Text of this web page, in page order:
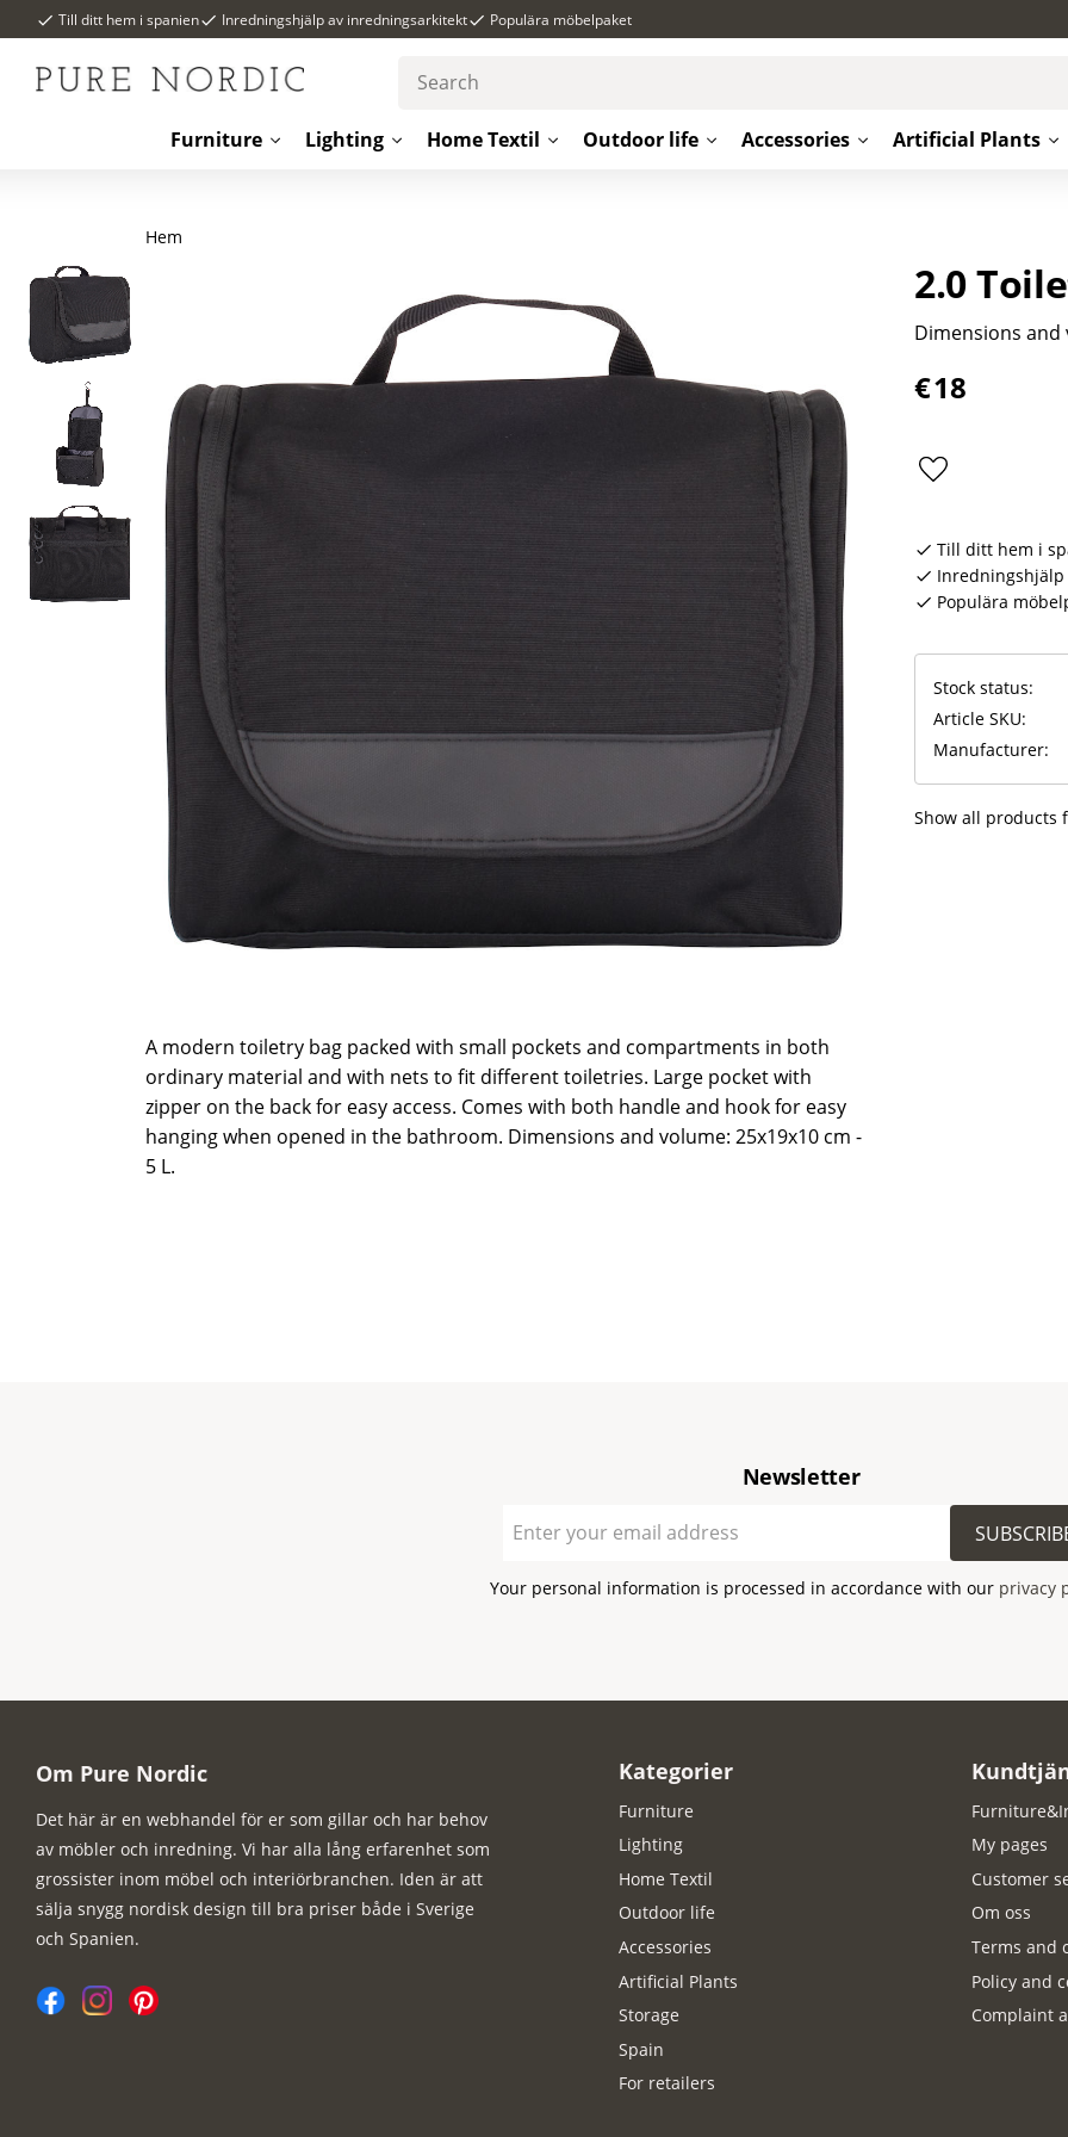
Till ditt hem i spanien Inredningshjälp av inredningsarkitekt Populära möbelpaket
Furniture Lighting Home Textil Outdoor life Accessories Artificial Plants
Hem
2.0
Dimensions and
€18
Add to favorites
Till ditt hem i
Populära
Stock status
Article SKU
Manufacturer
Show all products
A modern toiletry bag packed with small pockets and compartments in both
ordinary material and with nets to fit different toiletries. Large pocket with
zipper on the back for easy access. Comes with both handle and hook for easy
hanging when opened in the bathroom. Dimensions and volume: 25x19x10 cm -
5 L.
Newsletter
Your personal information is processed in accordance with our privacy
Om Pure Nordic
Det här är en webhandel för er som gillar och har behov
av möbler och inredning. Vi har alla lång erfarenhet som
grossister inom möbel och interiörbranchen. Iden är att
sälja snygg nordisk design till bra priser både i Sverige
och Spanien.
Kategorier
Furniture
Lighting
Home Textil
Outdoor life
Accessories
Artificial Plants
Storage
Spain
For retailers
My pages
Customer
Om oss
Terms and
Policy and
Complaint